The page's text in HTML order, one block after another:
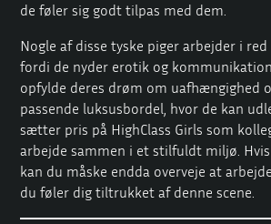
de føler sig godt tilpas med dem.
Nogle af disse tyske piger arbejder i
fordi de nyder erotik og
opfylde deres drøm om uafhængighed
passende luksusbordel, hvor de kan
sætter pris på HighClass Girls som
arbejde sammen i et stilfuldt miljø.
kan du måske endda overveje at
du føler dig tiltrukket af denne scene.